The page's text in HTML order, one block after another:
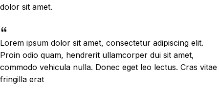
dolor sit amet.
Lorem ipsum dolor sit amet, consectetur adipiscing elit.
Proin odio quam, hendrerit ullamcorper dui sit amet,
commodo vehicula nulla. Donec eget leo lectus. Cras vitae
fringilla erat